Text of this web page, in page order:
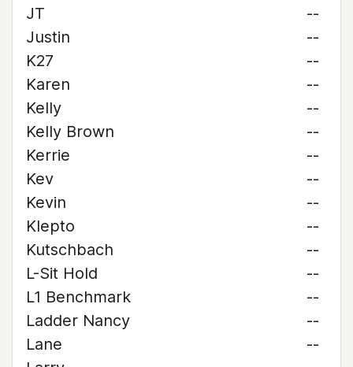
JT
--
Justin
--
K27
--
Karen
--
Kelly
--
Kelly Brown
--
Kerrie
--
Kev
--
Kevin
--
Klepto
--
Kutschbach
--
L-Sit Hold
--
L1 Benchmark
--
Ladder Nancy
--
Lane
--